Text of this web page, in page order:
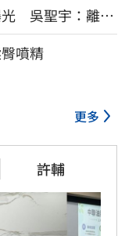
光 吳聖宇：離台
噴精
更多
許輔